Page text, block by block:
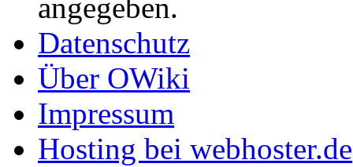
angegeben.
Datenschutz
Über OWiki
Impressum
Hosting bei webhoster.de